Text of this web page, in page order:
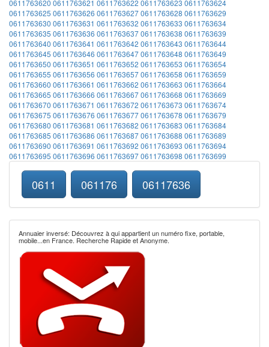
0611763620 0611763621 0611763622 0611763623 0611763624
0611763625 0611763626 06117636270611763628 0611763629
0611763630 0611763631 0611763632 0611763633 0611763634
0611763635 0611763636 06117636370611763638 0611763639
0611763640 0611763641 0611763642 0611763643 0611763644
0611763645 0611763646 06117636470611763648 0611763649
0611763650 0611763651 0611763652 0611763653 0611763654
0611763655 0611763656 06117636570611763658 0611763659
0611763660 0611763661 0611763662 0611763663 0611763664
0611763665 0611763666 06117636670611763668 0611763669
0611763670 0611763671 0611763672 0611763673 0611763674
0611763675 0611763676 06117636770611763678 0611763679
0611763680 0611763681 0611763682 0611763683 0611763684
0611763685 0611763686 06117636870611763688 0611763689
0611763690 0611763691 0611763692 0611763693 0611763694
0611763695 0611763696 06117636970611763698 0611763699
0611 061176 06117636
Annuaier inversé: Découvrez à qui appartient un numéro fixe, portable,
mobile...en France. Recherche Rapide et Anonyme.